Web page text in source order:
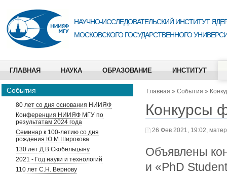
НАУЧНО-ИССЛЕДОВАТЕЛЬСКИЙ ИНСТИТУТ
МОСКОВСКОГО ГОСУДАРСТВЕННОГО
ГЛАВНАЯ НАУКА ОБРАЗОВАНИЕ ИНСТИТУТ
События
80 лет со дня основания НИИЯФ
Конференция НИИЯФ МГУ по
результатам 2024 года
Семинар к 100-летию со дня
рождения Ю.М.Широкова
130 лет Д.В.Скобельцыну
2021 - Год науки и технологий
110 лет С.Н. Вернову
Главная » События »
Конкурсы
26 Фев 2021, 19:02,
Объявлены
и «PhD